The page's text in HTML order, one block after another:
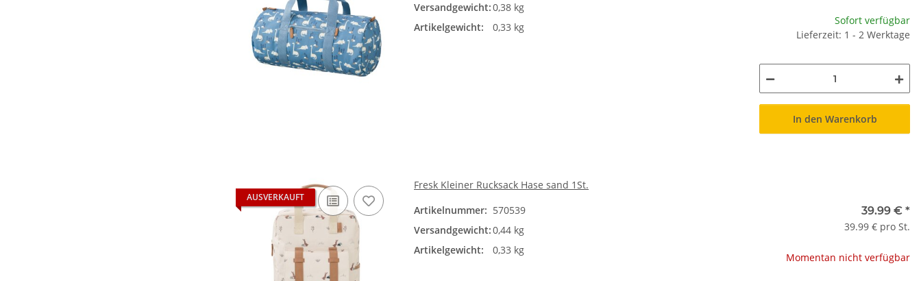
Versandgewicht:0,38 kg
Artikelgewicht:
0,33 kg
Sofort verfügbar
Lieferzeit: 1 - 2 Werktage
In den Warenkorb
AUSVERKAUFT
Fresk Kleiner Rucksack Hase sand 1St.
Artikelnummer: 570539
Versandgewicht:0,44 kg
Artikelgewicht:
0,33 kg
39.99 € *
39.99 € pro St.
Momentan nicht verfügbar